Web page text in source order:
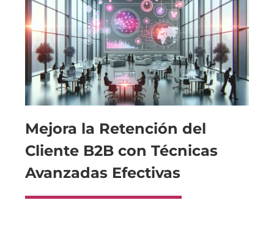
Mejora la Retención del
Cliente B2B con Técnicas
Avanzadas Efectivas